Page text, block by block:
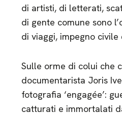
di artisti, di letterati,
di gente comune sono
di viaggi, impegno civile
Sulle orme di colui che
documentarista Joris
fotografia ‘engagée’:
catturati e immortalati